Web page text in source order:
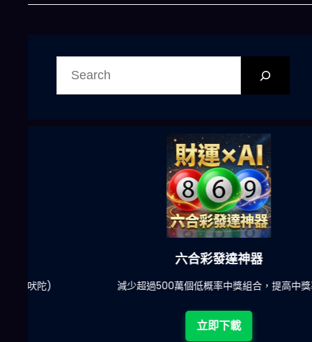
六合彩發達神器
減少超過500萬個低概率中獎組合，提高中獎率
立即下載